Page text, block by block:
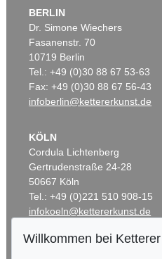
BERLIN
Dr. Simone Wiechers
Fasanenstr. 70
10719 Berlin
Tel.: +49 (0)30 88 67 53-63
Fax: +49 (0)30 88 67 56-43
infoberlin@kettererkunst.de
KÖLN
Cordula Lichtenberg
Gertrudenstraße 24-28
50667 Köln
Tel.: +49 (0)221 510 908-15
infokoeln@kettererkunst.de
Willkommen bei